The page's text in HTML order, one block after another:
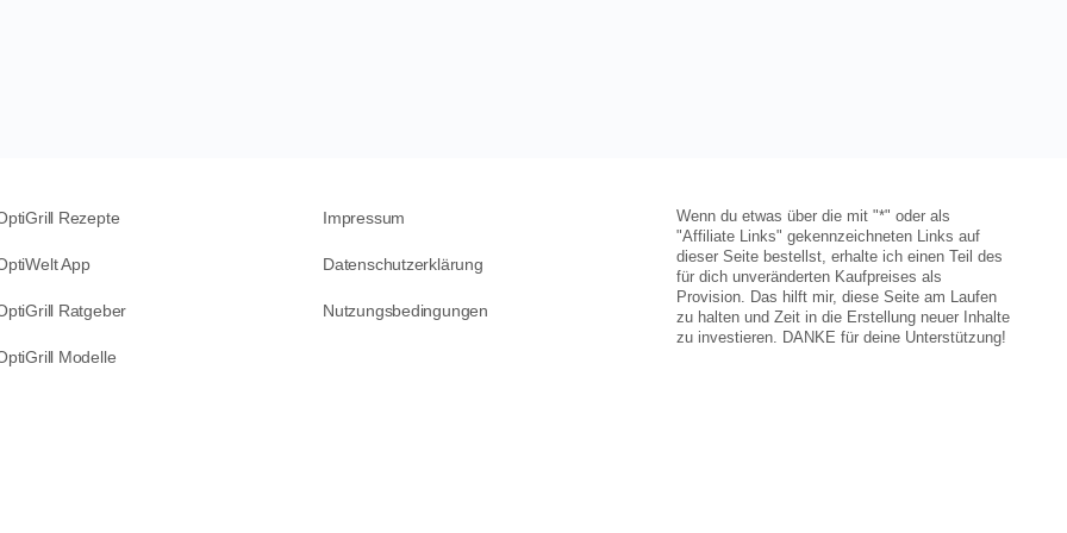
Rezepte
App
Ratgeber
Modelle
Impressum
Datenschutzerklärung
Nutzungsbedingungen
Wenn du etwas über die mit "*" oder als
"Affiliate Links" gekennzeichneten Links auf
dieser Seite bestellst, erhalte ich einen Teil des
für dich unveränderten Kaufpreises als
Provision. Das hilft mir, diese Seite am Laufen
zu halten und Zeit in die Erstellung neuer Inhalte
zu investieren. DANKE für deine Unterstützung!